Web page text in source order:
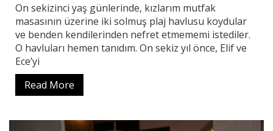
On sekizinci yaş günlerinde, kızlarım mutfak
masasının üzerine iki solmuş plaj havlusu koydular
ve benden kendilerinden nefret etmememi istediler.
O havluları hemen tanıdım. On sekiz yıl önce, Elif ve
Ece’yi
Read More